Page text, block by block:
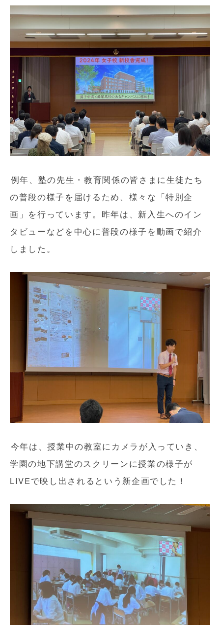
例年、塾の先生・教育関係の皆さまに生徒たち
の普段の様子を届けるため、様々な「特別企
画」を行っています。昨年は、新入生へのイン
タビューなどを中心に普段の様子を動画で紹介
しました。
今年は、授業中の教室にカメラが入っていき、
学園の地下講堂のスクリーンに授業の様子が
LIVEで映し出されるという新企画でした！